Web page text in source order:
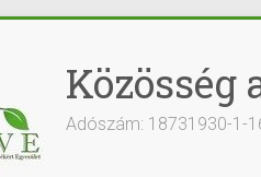
Közösség
Adószám: 18731930-1-